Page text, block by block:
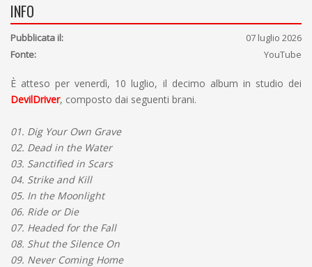
INFO
Pubblicata il:
07 luglio 2026
Fonte:
YouTube
È atteso per venerdì, 10 luglio, il decimo album in studio dei
DevilDriver, composto dai seguenti brani.
01. Dig Your Own Grave
02. Dead in the Water
03. Sanctified in Scars
04. Strike and Kill
05. In the Moonlight
06. Ride or Die
07. Headed for the Fall
08. Shut the Silence On
09. Never Coming Home